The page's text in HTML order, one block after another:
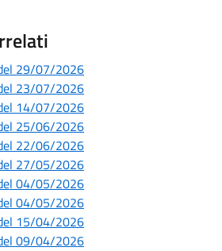
29/07/2026
23/07/2026
14/07/2026
25/06/2026
22/06/2026
27/05/2026
04/05/2026
04/05/2026
15/04/2026
09/04/2026